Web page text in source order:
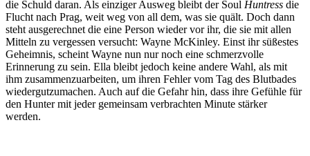
die Schuld daran. Als einziger Ausweg bleibt der Soul Huntress die
Flucht nach Prag, weit weg von all dem, was sie quält. Doch dann
steht ausgerechnet die eine Person wieder vor ihr, die sie mit allen
Mitteln zu vergessen versucht: Wayne McKinley. Einst ihr süßestes
Geheimnis, scheint Wayne nun nur noch eine schmerzvolle
Erinnerung zu sein. Ella bleibt jedoch keine andere Wahl, als mit
ihm zusammenzuarbeiten, um ihren Fehler vom Tag des Blutbades
wiedergutzumachen. Auch auf die Gefahr hin, dass ihre Gefühle für
den Hunter mit jeder gemeinsam verbrachten Minute stärker
werden.